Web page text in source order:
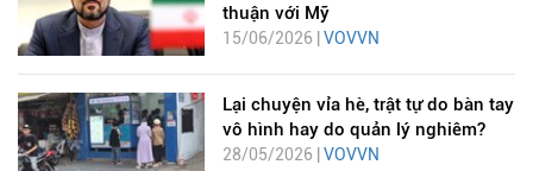
thuận với Mỹ
15/06/2026 | VOVVN
Lại chuyện vỉa hè, trật tự do bàn tay
vô hình hay do quản lý nghiêm?
28/05/2026 | VOVVN